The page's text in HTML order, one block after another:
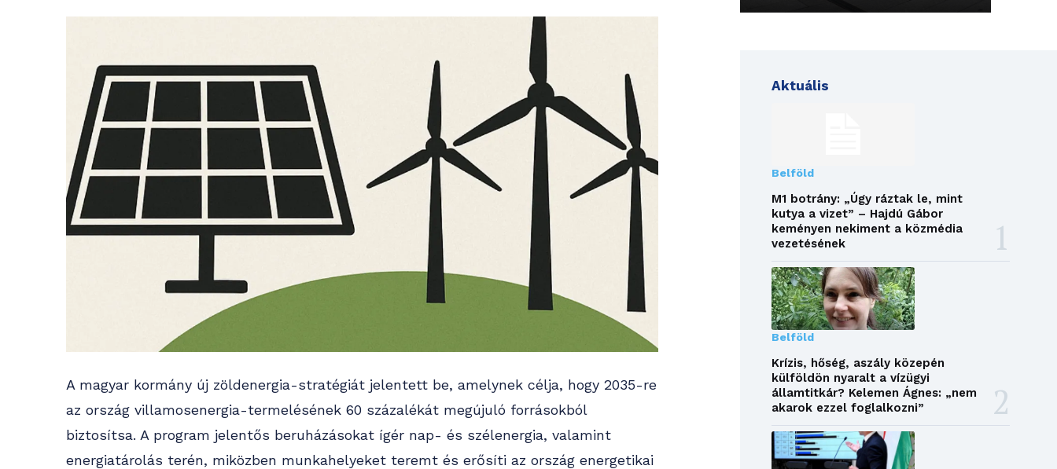
A magyar kormány új zöldenergia-stratégiát jelentett be, amelynek célja, hogy 2035-re
az ország villamosenergia-termelésének 60 százalékát megújuló forrásokból
biztosítsa. A program jelentős beruházásokat ígér nap- és szélenergia, valamint
energiatárolás terén, miközben munkahelyeket teremt és erősíti az ország energetikai
Aktuális
Belföld
M1 botrány: „Úgy ráztak le, mint
kutya a vizet” – Hajdú Gábor
keményen nekiment a közmédia
vezetésének
Belföld
Krízis, hőség, aszály közepén
külföldön nyaralt a vízügyi
államtitkár? Kelemen Ágnes: „nem
akarok ezzel foglalkozni”